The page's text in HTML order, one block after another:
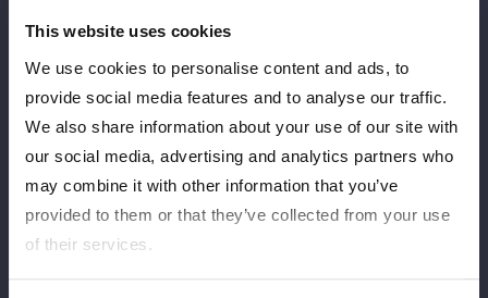
This website uses cookies
We use cookies to personalise content and ads, to
provide social media features and to analyse our traffic.
We also share information about your use of our site with
our social media, advertising and analytics partners who
may combine it with other information that you’ve
provided to them or that they’ve collected from your use
of their services.
Afficher tous